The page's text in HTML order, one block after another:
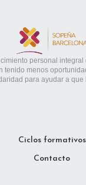
personal
tenido menos
para ayudar a
Ciclos formativos
Contacto